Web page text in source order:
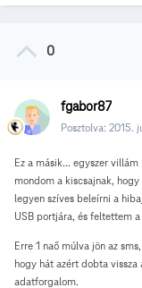
0
fgabor87
Posztolva: 2015.
Ez a másik... egyszer
mondom a kiscsajnak,
legyen szíves beleírni a
USB portjára, és feltettem
Erre 1 naő múlva jön az
hogy hát azért dobta vissza
adatforgalom.